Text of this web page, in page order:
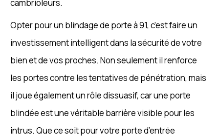
cambrioleurs.
Opter pour un blindage de porte à 91, c’est faire un
investissement intelligent dans la sécurité de votre
bien et de vos proches. Non seulement il renforce
les portes contre les tentatives de pénétration, mais
il joue également un rôle dissuasif, car une porte
blindée est une véritable barrière visible pour les
intrus. Que ce soit pour votre porte d’entrée